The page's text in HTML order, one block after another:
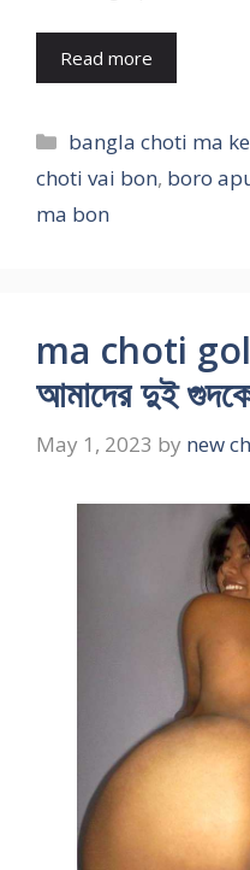
Read more
Categories
bangla choti ma
choti vai bon, boro
ma bon
ma choti
আমাদের দুই
May 1, 2023 by new